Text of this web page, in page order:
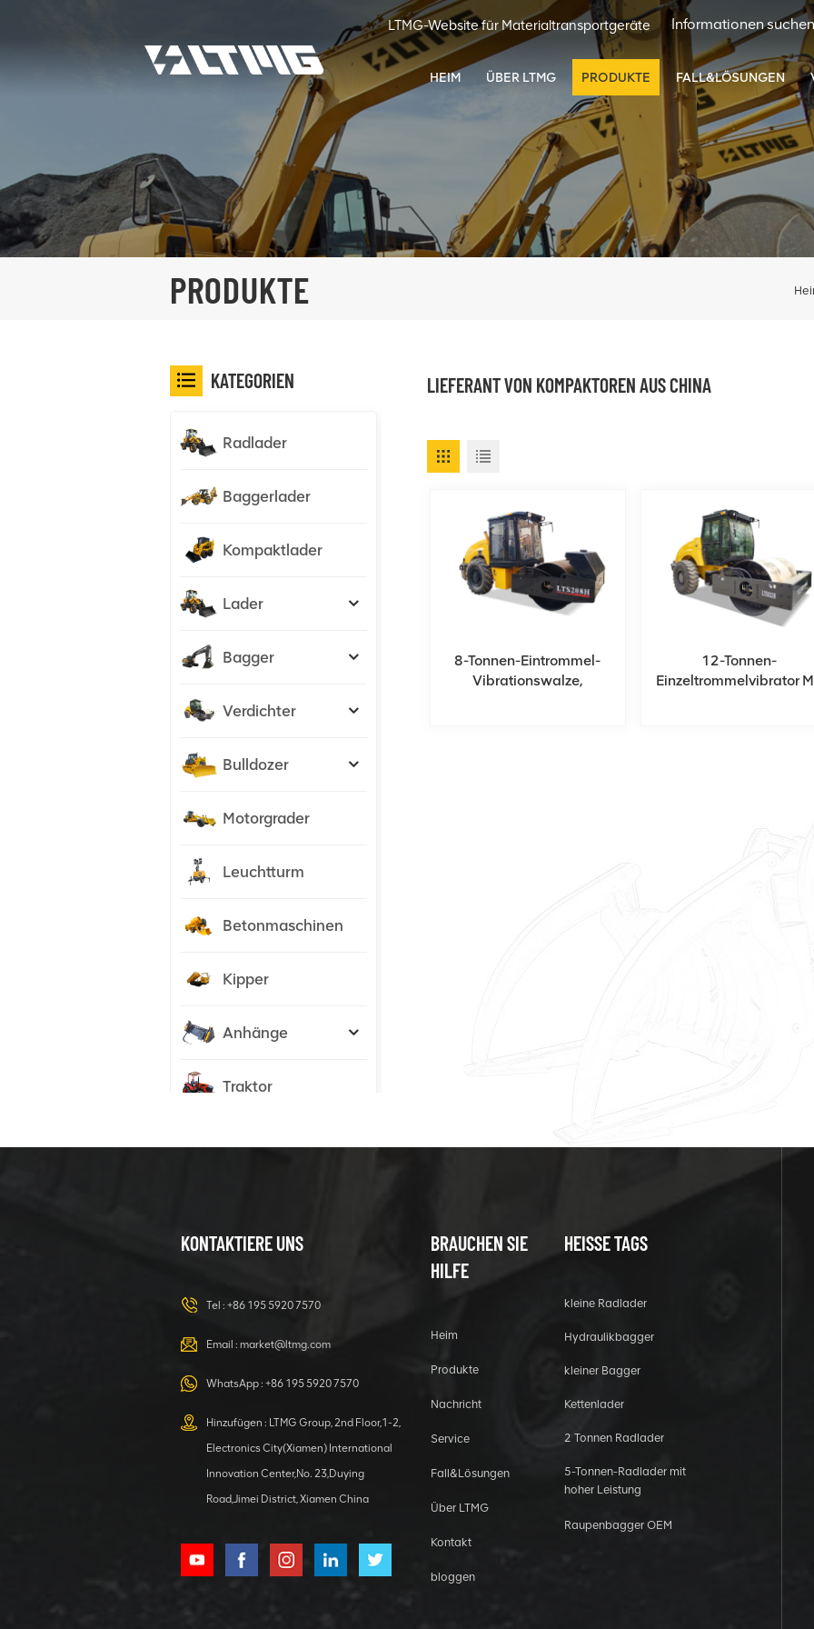
LTMG-Website für Materialtransportgeräte
HEIM ÜBER LTMG PRODUKTE FALL&LÖSUNGEN
PRODUKTE
LIEFERANT VON KOMPAKTOREN AUS CHINA
8-Tonnen-Eintrommel-
Vibrationswalze,
12-Tonnen-
Einzeltrommelvibrator
KATEGORIEN
Radlader
Baggerlader
Kompaktlader
Lader
Bagger
Verdichter
Bulldozer
Motorgrader
Leuchtturm
Betonmaschinen
Kipper
Anhänge
Traktor
Bagger –
Aufgabe
Mobilbagger
Greiferaufsatz
Hydraulischer
Bagger mit
Kubota-Motor
DETAILS ANZEIGEN
KONTAKTIERE UNS
Tel : +86 195 5920 7570
Email : market@ltmg.com
WhatsApp : +86 195 5920 7570
Hinzufügen : LTMG Group, 2nd Floor,1-2,
Electronics City(Xiamen) International
Innovation Center,No. 23,Duying
Road,Jimei District, Xiamen China
BRAUCHEN SIE
HILFE
Heim
Produkte
Nachricht
Service
Fall&Lösungen
Über LTMG
Kontakt
bloggen
HEISSE TAGS
kleine Radlader
Hydraulikbagger
kleiner Bagger
Kettenlader
2 Tonnen Radlader
5-Tonnen-Radlader mit
hoher Leistung
Raupenbagger OEM